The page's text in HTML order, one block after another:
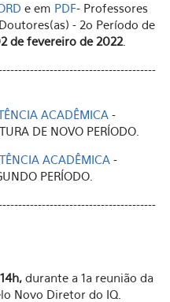
e em PDF- Professores
- 2o Período de
de fevereiro de 2022.
ACADÊMICA -
DE NOVO PERÍODO.
ACADÊMICA -
PERÍODO.
durante a 1a reunião da
Novo Diretor do IQ.